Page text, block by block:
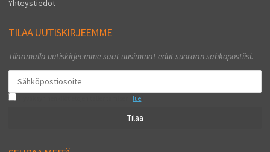
Yhteystiedot
TILAA UUTISKIRJEEMME
Tilaamalla uutiskirjeemme saat uusimmat edut suoraan sähköpostiisi.
lue
Tilaa